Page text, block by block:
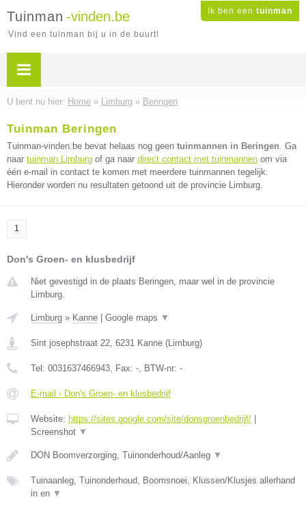
Ik ben een tuinman
Tuinman -vinden.be
Vind een tuinman bij u in de buurt!
U bent nu hier: Home » Limburg » Beringen
Tuinman Beringen
Tuinman-vinden.be bevat helaas nog geen tuinmannen in Beringen. Ga
naar tuinman Limburg of ga naar direct contact met tuinmannen om via
één e-mail in contact te komen met meerdere tuinmannen tegelijk.
Hieronder worden nu resultaten getoond uit de provincie Limburg.
1
Don's Groen- en klusbedrijf
Niet gevestigd in de plaats Beringen, maar wel in de provincie
Limburg.
Limburg » Kanne Google maps ▼
Sint josephstraat 22, 6231 Kanne (Limburg)
Tel: 0031637466943, Fax: -, BTW-nr: -
E-mail › Don's Groen- en klusbedrijf
Website: https://sites.google.com/site/donsgroenbedrijf/
Screenshot ▼
DON Boomverzorging, Tuinonderhoud/Aanleg ▼
Tuinaanleg, Tuinonderhoud, Boomsnoei, Klussen/Klusjes allerhand
in en ▼